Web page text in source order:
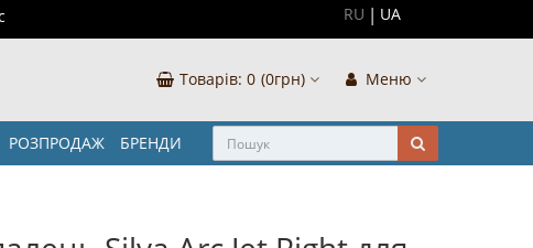
RU UA
(0грн)
Товарів: 0 Меню
РОЗПРОДАЖ БРЕНДИ